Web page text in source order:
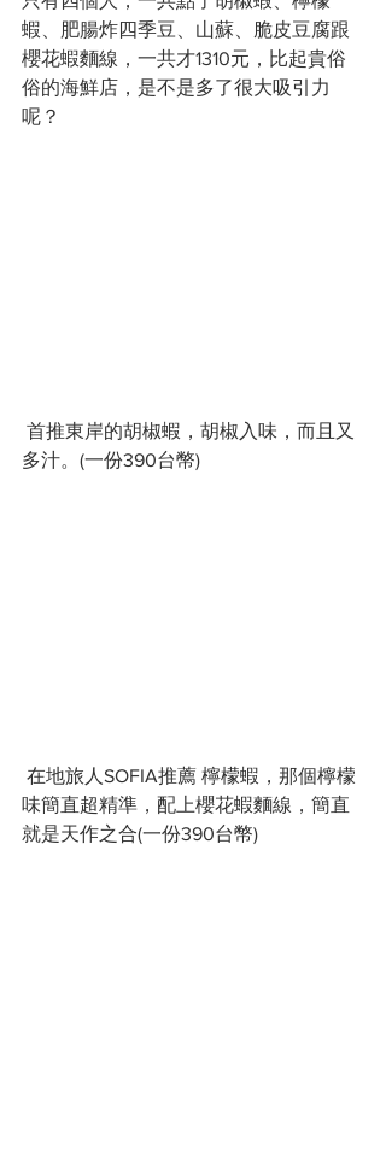
蝦、肥腸炸四季豆、山蘇、脆皮豆腐跟
櫻花蝦麵線，一共才1310元，比起貴俗
俗的海鮮店，是不是多了很大吸引力
呢？
多汁。(一份390台幣)
味簡直超精準，配上櫻花蝦麵線，簡直
就是天作之合(一份390台幣)